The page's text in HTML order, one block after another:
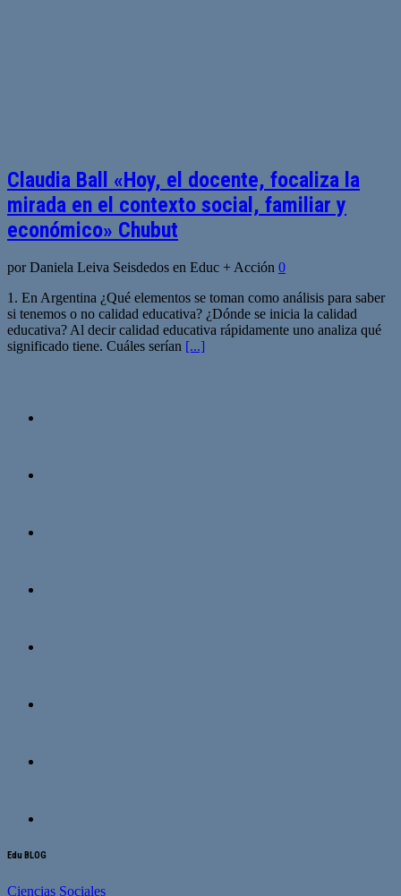
Claudia Ball «Hoy, el docente, focaliza la
mirada en el contexto social, familiar y
económico» Chubut
por Daniela Leiva Seisdedos en Educ + Acción 0
1. En Argentina ¿Qué elementos se toman como análisis para saber
si tenemos o no calidad educativa? ¿Dónde se inicia la calidad
educativa? Al decir calidad educativa rápidamente uno analiza qué
significado tiene. Cuáles serían [...]
Edu BLOG
Ciencias Sociales